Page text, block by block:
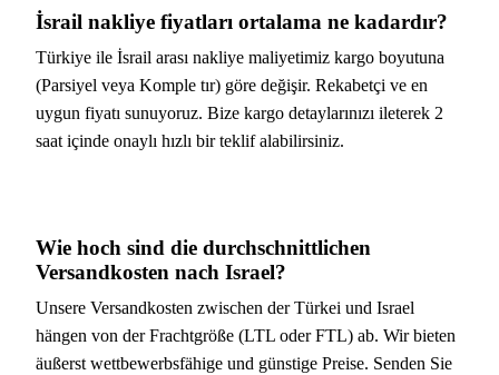
İsrail nakliye fiyatları ortalama ne kadardır?
Türkiye ile İsrail arası nakliye maliyetimiz kargo boyutuna
(Parsiyel veya Komple tır) göre değişir. Rekabetçi ve en
uygun fiyatı sunuyoruz. Bize kargo detaylarınızı ileterek 2
saat içinde onaylı hızlı bir teklif alabilirsiniz.
Wie hoch sind die durchschnittlichen
Versandkosten nach Israel?
Unsere Versandkosten zwischen der Türkei und Israel
hängen von der Frachtgröße (LTL oder FTL) ab. Wir bieten
äußerst wettbewerbsfähige und günstige Preise. Senden Sie